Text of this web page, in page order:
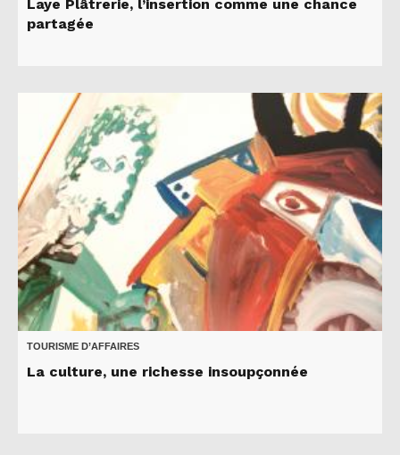
Laye Plâtrerie, l’insertion comme une chance
partagée
TOURISME D’AFFAIRES
La culture, une richesse insoupçonnée